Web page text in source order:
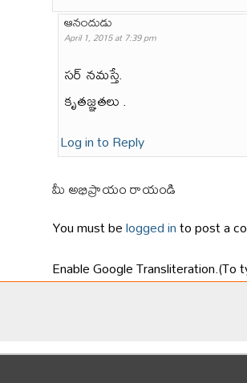
ఆనందుడు
April 1, 2015 at 7:39 pm
సర్ నమస్తే.
కృతజ్ఞతలు .
Log in to Reply
మీ అభిప్రాయం రాయండి
You must belogged into post a
Enable Google